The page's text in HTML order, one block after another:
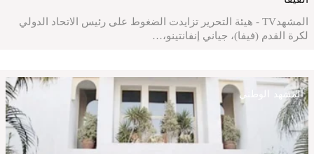
المشهدTV - هيئة التحرير تزايدت الضغوط على رئيس الاتحاد الدولي
لكرة القدم (فيفا)، جياني إنفانتينو،…
المشهد الوطني